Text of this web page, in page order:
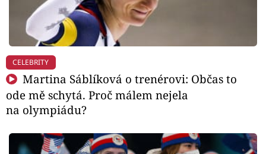
CELEBRITY
Martina Sáblíková o trenérovi: Občas to
ode mě schytá. Proč málem nejela
na olympiádu?